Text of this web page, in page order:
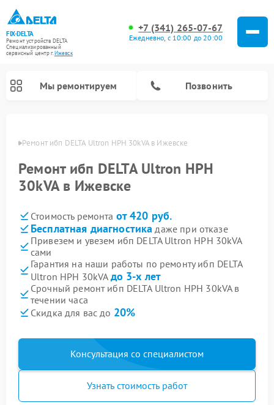
FIX-DELTA
Ремонт устройств DELTA
Специализированный
cервисный центр г.Ижевск
+7 (341) 265-07-67
Ежедневно, с 10:00 до 20:00
Мы ремонтируем Позвонить
Ремонт ибп DELTA Ultron HPH 30kVA в Ижевске
Ремонт ибп DELTA Ultron HPH
30kVA в Ижевске
Стоимость ремонта от 420 руб.
Бесплатная диагностика даже при отказе
Привезем и увезем ибп DELTA Ultron HPH 30kVA
сами
Гарантия на наши работы по ремонту ибп DELTA
Ultron HPH 30kVA до 3-х лет
Срочный ремонт ибп DELTA Ultron HPH 30kVA в
течении часа
Скидка для вас до 20%
Консультация со специалистом
Узнать стоимость работ